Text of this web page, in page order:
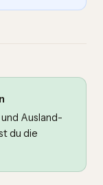
Ausland-
du die